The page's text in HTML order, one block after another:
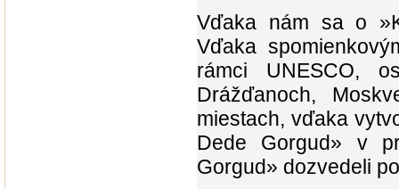
Vďaka nám sa o
Vďaka
rámci UNESCO,
Drážďanoch,
miestach, vďaka
Dede Gorgud» v
Gorgud» dozvedeli